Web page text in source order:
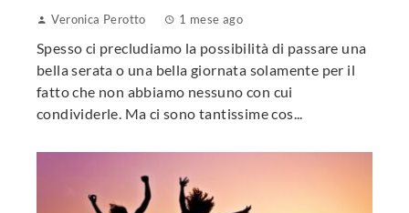
Veronica Perotto 1 mese ago
Spesso ci precludiamo la possibilità di passare una
bella serata o una bella giornata solamente per il
fatto che non abbiamo nessuno con cui
condividerle. Ma ci sono tantissime cos...